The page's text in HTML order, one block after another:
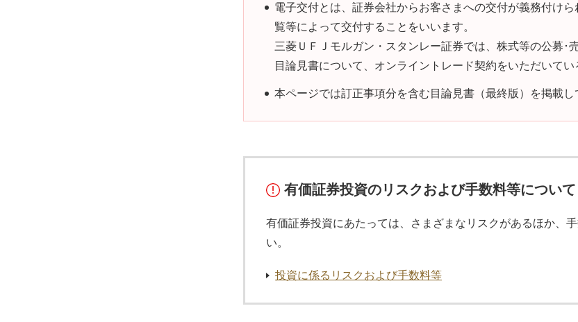
電子交付とは、証券会社からお客さまへの交付が義務付け
覧等によって交付することをいいます。
三菱ＵＦＪモルガン・スタンレー証券では、株式等の公募･
目論見書について、オンライントレード契約をいただいて
本ページでは訂正事項分を含む目論見書（最終版）を掲載し
有価証券投資のリスクおよび手数料等について
有価証券投資にあたっては、さまざまなリスクがあるほか、
い。
投資に係るリスクおよび手数料等